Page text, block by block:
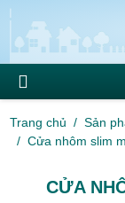
Trang chủ Sản
Cửa nhôm slim
CỬA